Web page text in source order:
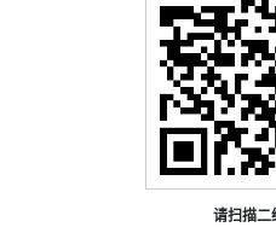
请扫描二